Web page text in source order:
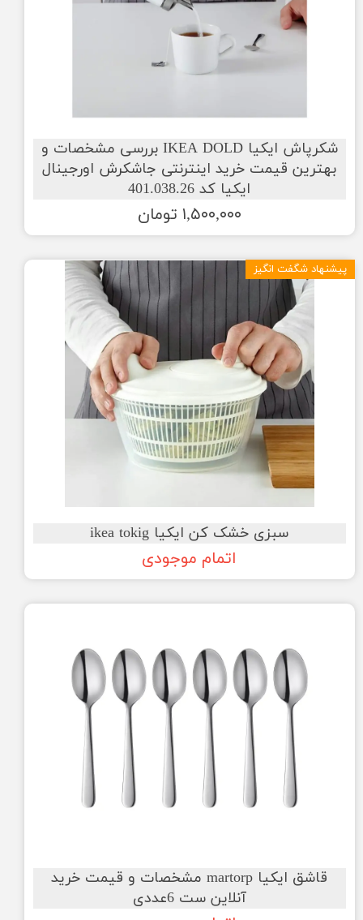
شکرپاش ایکیا IKEA DOLD بررسی مشخصات و
بهترین قیمت خرید اینترنتی جاشکرش اورجینال
ایکیا کد 401.038.26
۱,۵۰۰,۰۰۰ تومان
سبزی خشک کن ایکیا ikea tokig
اتمام موجودی
پیشنهاد شگفت انگیز
قاشق ایکیا martorp مشخصات و قیمت خرید
آنلاین ست 6عددی